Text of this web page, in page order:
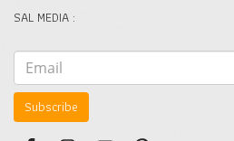
SAL MEDIA :
Subscribe